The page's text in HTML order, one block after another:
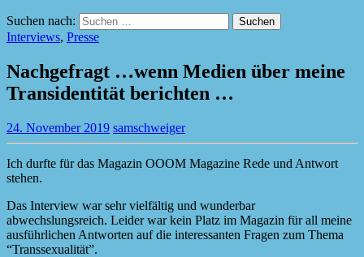
Suchen nach:
Interviews, Presse
Nachgefragt …wenn Medien über meine
Transidentität berichten …
24. November 2019 samschweiger
Ich durfte für das Magazin OOOM Magazine Rede und Antwort
stehen.
Das Interview war sehr vielfältig und wunderbar
abwechslungsreich. Leider war kein Platz im Magazin für all meine
ausführlichen Antworten auf die interessanten Fragen zum Thema
“Transsexualität”.